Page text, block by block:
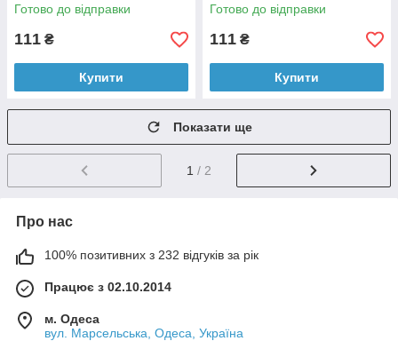
Готово до відправки
111 ₴
Купити
Готово до відправки
111 ₴
Купити
Показати ще
1 / 2
Про нас
100% позитивних з 232 відгуків за рік
Працює з 02.10.2014
м. Одеса
вул. Марсельська, Одеса, Україна